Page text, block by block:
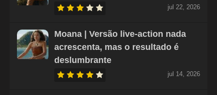
jul 22, 2026
Moana | Versão live-action nada
acrescenta, mas o resultado é
deslumbrante
jul 14, 2026